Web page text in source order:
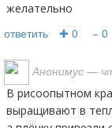
желательно
ответить ✚ 0 − 0
Анонимус —
В рисоопытном красноармейского района огурцы
выращивают в